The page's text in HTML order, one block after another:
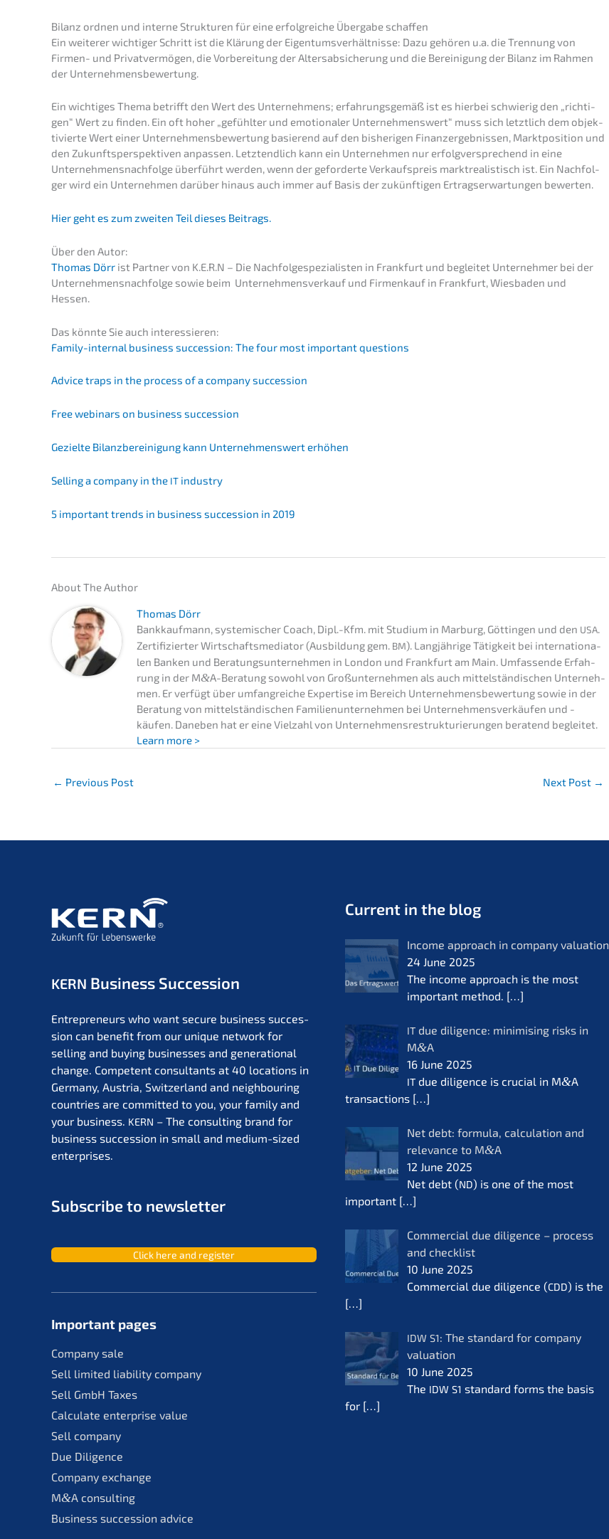
Bilanz ordnen und inter­ne Struk­tu­ren für eine erfolg­rei­che Überga­be schaffen
Ein weite­rer wichti­ger Schritt ist die Klärung der Eigen­tums­ver­hält­nis­se: Dazu gehören u.a. die Trennung von
Firmen- und Privat­ver­mö­gen, die Vorbe­rei­tung der Alters­ab­si­che­rung und die Berei­ni­gung der Bilanz im Rahmen
der Unternehmensbewertung.
Ein wichti­ges Thema betrifft den Wert des Unter­neh­mens; erfah­rungs­ge­mäß ist es hierbei schwie­rig den „richti­
gen“ Wert zu finden. Ein oft hoher „gefühl­ter und emotio­na­ler Unter­neh­mens­wert“ muss sich letzt­lich dem objek­
ti­vier­te Wert einer Unter­neh­mens­be­wer­tung basie­rend auf den bishe­ri­gen Finanz­ergeb­nis­sen, Markt­po­si­ti­on und
den Zukunfts­per­spek­ti­ven anpas­sen. Letzt­end­lich kann ein Unter­neh­men nur erfolg­ver­spre­chend in eine
Unternehmens­nachfolge überführt werden, wenn der gefor­der­te Verkaufs­preis markt­rea­lis­tisch ist. Ein Nachfol­
ger wird ein Unter­neh­men darüber hinaus auch immer auf Basis der zukünf­ti­gen Ertrags­er­war­tun­gen bewerten.
Hier geht es zum zweiten Teil dieses Beitrags.
Über den Autor:
Thomas Dörr ist Partner von K.E.R.N – Die Nachfolge­spezialisten in Frank­furt und beglei­tet Unter­neh­mer bei der
Unternehmens­nachfolge sowie beim Unter­nehmens­verkauf und Firmen­kauf in Frank­furt, Wiesba­den und
Hessen.
Das könnte Sie auch interessieren:
Family-inter­nal business succes­si­on: The four most important questions
Advice traps in the process of a compa­ny succession
Free webinars on business succession
Geziel­te Bilanz­be­rei­ni­gung kann Unter­neh­mens­wert erhöhen
Selling a compa­ny in the IT industry
5 important trends in business succes­si­on in 2019
About The Author
Thomas Dörr
Bankkauf­mann, syste­mi­scher Coach, Dipl.-Kfm. mit Studi­um in Marburg, Göttin­gen und den USA.
Zerti­fi­zier­ter Wirtschafts­me­dia­tor (Ausbil­dung gem. BM). Langjäh­ri­ge Tätig­keit bei inter­na­tio­na­
len Banken und Beratungs­un­ter­neh­men in London und Frank­furt am Main. Umfas­sen­de Erfah­
rung in der M&A-Beratung sowohl von Großun­ter­neh­men als auch mittel­stän­di­schen Unter­neh­
men. Er verfügt über umfang­rei­che Exper­ti­se im Bereich Unter­neh­mens­be­wer­tung sowie in der
Beratung von mittel­stän­di­schen Famili­en­un­ter­neh­men bei Unter­neh­mens­ver­käu­fen und -
käufen. Daneben hat er eine Vielzahl von Unter­neh­mens­re­struk­tu­rie­run­gen beratend beglei­tet.
Learn more >
← Previous Post Next Post →
KERN Business Succession
Entre­pre­neurs who want secure business succes­
si­on can benefit from our unique network for
selling and buying businesses and genera­tio­nal
change. Compe­tent consul­tants at 40 locati­ons in
Germa­ny, Austria, Switz­er­land and neigh­bou­ring
count­ries are commit­ted to you, your family and
your business. KERN – The consul­ting brand for
business succes­si­on in small and medium-sized
enterprises.
Subscri­be to newsletter
Click here and register
Important pages
Compa­ny sale
Sell limit­ed liabi­li­ty company
Sell GmbH Taxes
Calcu­la­te enter­pri­se value
Sell compa­ny
Due Diligence
Compa­ny exchange
M&A consul­ting
Business succes­si­on advice
Current in the blog
Income approach in compa­ny valua­ti­on
24 June 2025
The income approach is the most
important method. […]
IT due diligence: minimi­sing risks in
M&A
16 June 2025
IT due diligence is crucial in M&A
transac­tions […]
Net debt: formu­la, calcu­la­ti­on and
relevan­ce to M&A
12 June 2025
Net debt (ND) is one of the most
important […]
Commer­cial due diligence – process
and check­list
10 June 2025
Commer­cial due diligence (CDD) is the
[…]
IDW S1: The standard for compa­ny
valua­ti­on
10 June 2025
The IDW S1 standard forms the basis
for […]